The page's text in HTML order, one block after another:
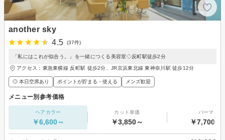
another sky
4.5
(37件)
「私にはこれが似合う。」を一緒につくる美容室◇反町駅徒歩2分
アクセス：東急東横線 反町駅 徒歩2分、JR京浜東北線 東神奈川駅 徒歩12分
◎ 本日空席あり ポイントが貯まる・使える メンズ歓迎
メニュー別参考価格
ヘアカラー
￥6,600～
カット単価
￥3,850～
パーマ
￥7,700～